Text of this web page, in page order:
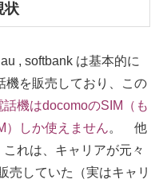
状
, softbank は基本的に
機を販売しており、この
機はdocomoのSIM（も
）しか使えません。 他
れは、キャリアが元々
売していた（実はキャリ